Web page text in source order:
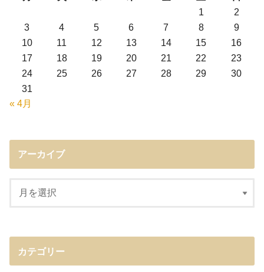
1
2
3
4 5 6 7 8
9
10
11 12 13 14 15
16
17
18 19 20 21 22
23
24
25 26 27 28 29
30
31
« 4月
アーカイブ
カテゴリー